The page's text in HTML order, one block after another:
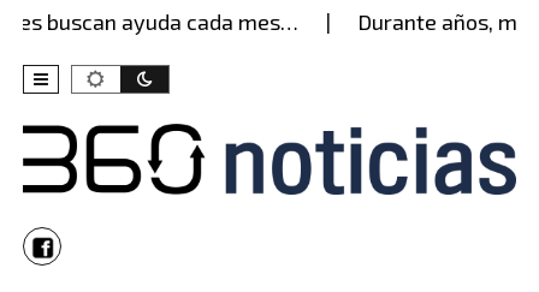
buscan ayuda cada mes… Durante años,